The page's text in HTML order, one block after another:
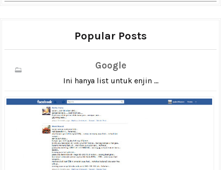
Popular Posts
Google
Ini hanya list untuk enjin ...